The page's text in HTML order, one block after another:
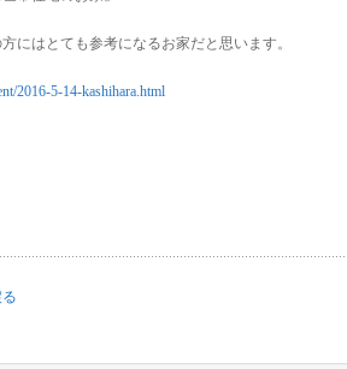
にはとても参考になるお家だと思います。
2016-5-14-kashihara.html